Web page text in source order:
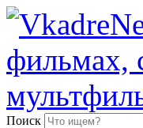
Поиск